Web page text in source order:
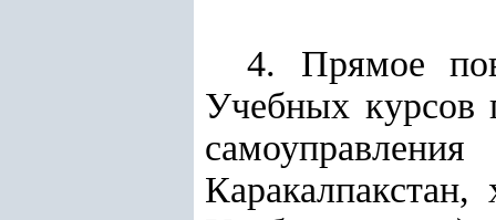
4. Прямое
Учебных курсов